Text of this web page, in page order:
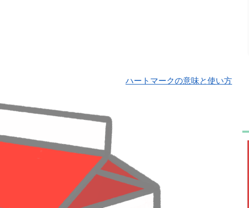
ハートマークの意味と使い方